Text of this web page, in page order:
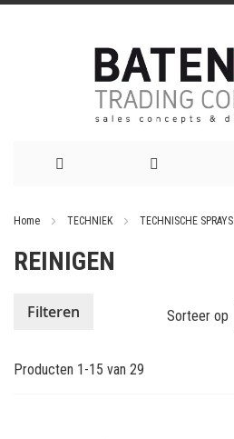
de
Home TECHNIEK TECHNISCHE SPRAYS
REINIGEN
Producten 1 -15 van 29
Sorteer op
Filteren